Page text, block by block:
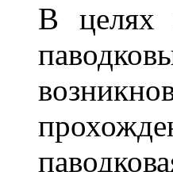
В целях